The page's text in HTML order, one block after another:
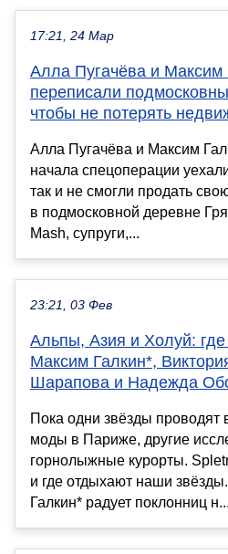
17:21, 24 Мар
Алла Пугачёва и Максим
переписали
чтобы не потерять
Алла Пугачёва и Максим
начала спецоперации
так и не смогли продать
в подмосковной деревне
Mash, супруги,...
23:21, 03 Фев
Альпы, Азия и Холуй:
Максим Галкин*,
Шарапова и Надежда
Пока одни звёзды
моды в Париже, другие
горнолыжные курорты.
и где отдыхают наши
Галкин* радует поклонниц н...